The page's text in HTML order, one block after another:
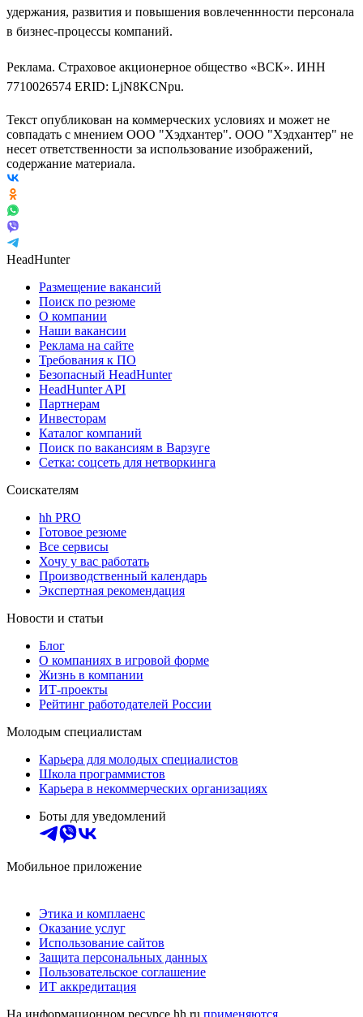
удержания, развития и повышения вовлеченнности персонала
в бизнес-процессы компаний.
Реклама. Страховое акционерное общество «ВСК». ИНН
7710026574 ERID: LjN8KCNpu.
Текст опубликован на коммерческих условиях и может не
совпадать с мнением ООО "Хэдхантер". ООО "Хэдхантер" не
несет ответственности за использование изображений,
содержание материала.
HeadHunter
Размещение вакансий
Поиск по резюме
О компании
Наши вакансии
Реклама на сайте
Требования к ПО
Безопасный HeadHunter
HeadHunter API
Партнерам
Инвесторам
Каталог компаний
Поиск по вакансиям в Варзуге
Сетка: соцсеть для нетворкинга
Соискателям
hh PRO
Готовое резюме
Все сервисы
Хочу у вас работать
Производственный календарь
Экспертная рекомендация
Новости и статьи
Блог
О компаниях в игровой форме
Жизнь в компании
ИТ-проекты
Рейтинг работодателей России
Молодым специалистам
Карьера для молодых специалистов
Школа программистов
Карьера в некоммерческих организациях
Боты для уведомлений
Мобильное приложение
Этика и комплаенс
Оказание услуг
Использование сайтов
Защита персональных данных
Пользовательское соглашение
ИТ аккредитация
На информационном ресурсе hh.ru применяются